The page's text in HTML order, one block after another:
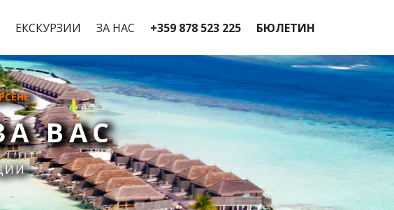
ЕКСКУРЗИИ ЗА НАС +359 878 523 225 БЮЛЕТИН
ВАС